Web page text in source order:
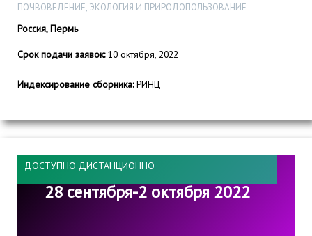
ПОЧВОВЕДЕНИЕ, ЭКОЛОГИЯ И ПРИРОДОПОЛЬЗОВАНИЕ
Россия, Пермь
Срок подачи заявок:10 октября, 2022
Индексирование сборника:РИНЦ
ДОСТУПНО ДИСТАНЦИОННО
28 сентября-2 октября 2022